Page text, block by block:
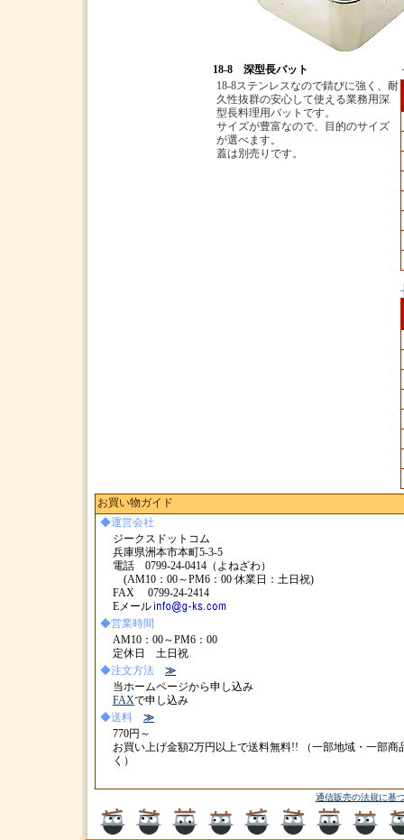
18-8 深型長バット
18-8ステンレスなので錆びに強く、耐
久性抜群の安心して使える業務用深
型長料理用バットです。
サイズが豊富なので、目的のサイズ
が選べます。
蓋は別売りです。
お買い物ガイド
◆運営会社
ジークスドットコム
兵庫県洲本市本町5-3-5
電話 0799-24-0414（よねざわ）
(AM10：00～PM6：00 休業日：土日祝)
FAX 0799-24-2414
Eメール
◆営業時間
AM10：00～PM6：00
定休日 土日祝
◆注文方法 ≫
当ホームページから申し込み
FAXで申し込み
◆送料
≫
770円～
お買い上げ金額2万円以上で送料無料!! （一部地域・一部商
く）
通信販売の法規に基